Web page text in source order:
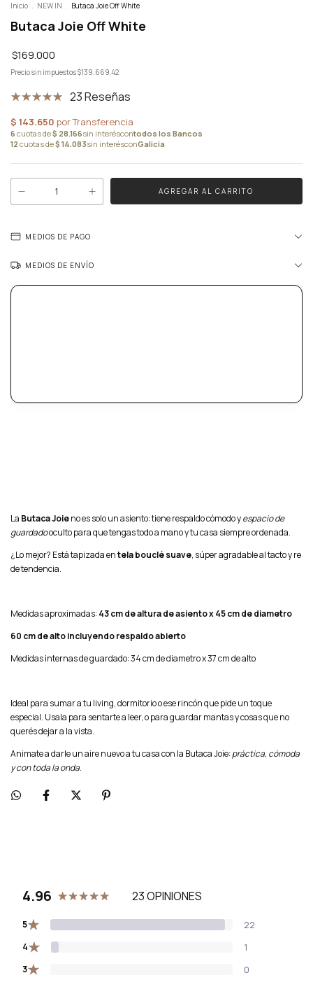
Inicio . NEW IN . Butaca Joie Off White
Butaca Joie Off White
$169.000
Precio sin impuestos$139.669,42
23 Reseñas
MEDIOS DE PAGO
MEDIOS DE ENVÍO
La Butaca Joieno es solo un asiento: tiene respaldo cómodo yespacio de
guardadooculto para que tengas todo a mano y tu casa siempre ordenada.
¿Lo mejor? Está tapizada entela bouclé suave, súper agradable al tacto y re
de tendencia.
Medidas aproximadas: 43 cm de altura de asiento x 45 cm de diametro
60 cm de alto incluyendo respaldo abierto
Medidas internas de guardado: 34 cm de diametro x 37 cm de alto
Ideal para sumar a tu living, dormitorio o ese rincón que pide un toque
especial. Usala para sentarte a leer, o para guardar mantas y cosas que no
querés dejar a la vista.
Animate a darle un aire nuevo a tu casa con la Butaca Joie: práctica, cómoda
y con toda la onda.
4.96 23 OPINIONES
5★ 22
4★ 1
3★ 0